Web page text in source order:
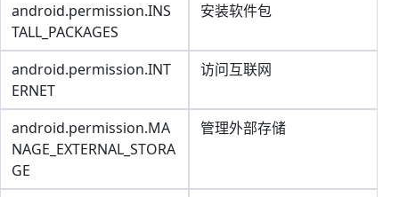
android.permission.INS
TALL_PACKAGES
安装软件包
android.permission.INT
ERNET
访问互联网
android.permission.MA
NAGE_EXTERNAL_STORA
GE
管理外部存储